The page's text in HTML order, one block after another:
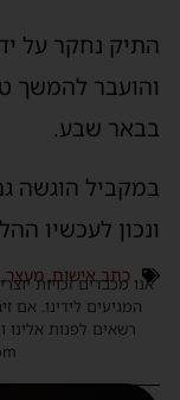
התיק נחקר על
והועבר להמשך
בבאר שבע.
במקביל הוגשה
ונכון לעכשיו
כתב אישום,מעצר,
אנו מכבדים זכויות
המגיעים לידינו. אם
רשאים לפנות